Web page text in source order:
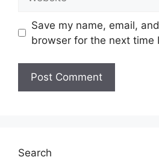
Save my name, email,
browser for the next time
Search